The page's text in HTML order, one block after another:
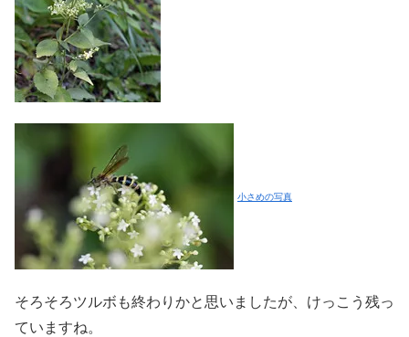
小さめの写真
そろそろツルボも終わりかと思いましたが、けっこう残っ
ていますね。